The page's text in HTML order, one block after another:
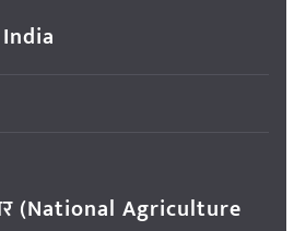
(National Agriculture